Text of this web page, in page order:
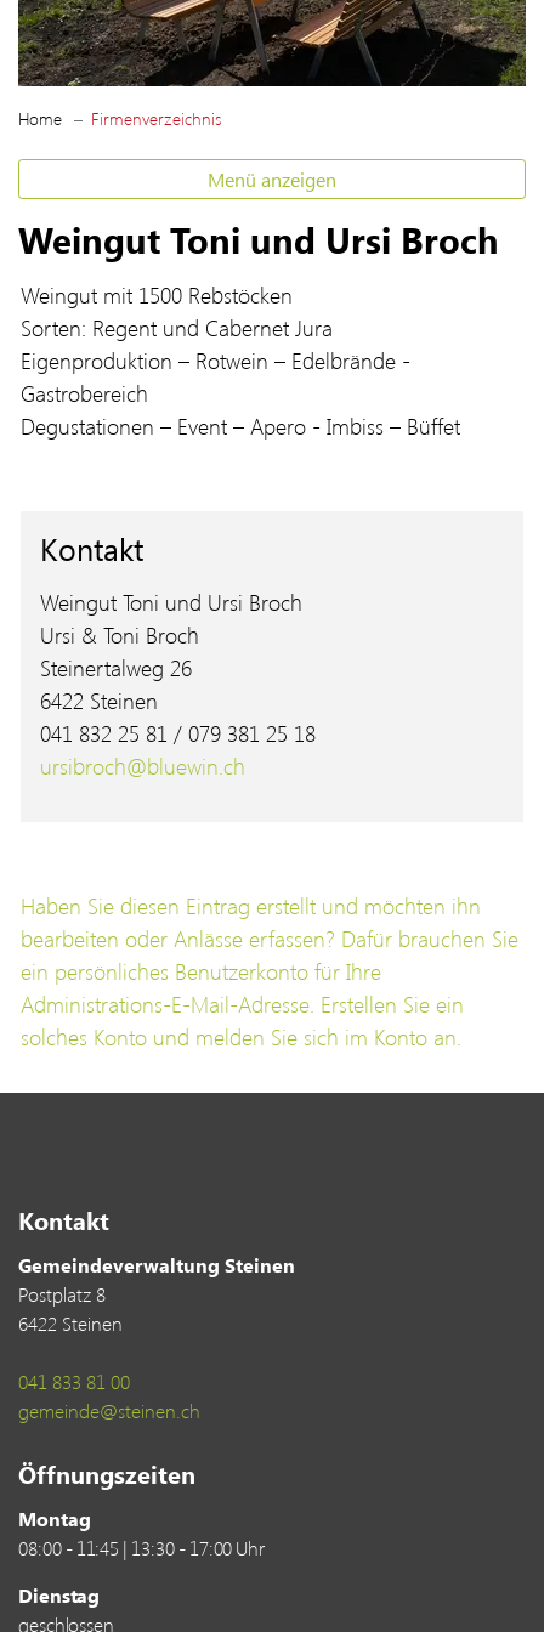
Home Firmenverzeichnis(ausgewählt)
Menü anzeigen
Weingut Toni und Ursi Broch
Weingut mit 1500 Rebstöcken
Sorten: Regent und Cabernet Jura
Eigenproduktion – Rotwein – Edelbrände -
Gastrobereich
Degustationen – Event – Apero - Imbiss – Büffet
Kontakt
Weingut Toni und Ursi Broch
Ursi & Toni Broch
Steinertalweg 26
6422 Steinen
041 832 25 81 / 079 381 25 18
ursibroch@bluewin.ch
Haben Sie diesen Eintrag erstellt und möchten ihn
bearbeiten oder Anlässe erfassen? Dafür brauchen Sie
ein persönliches Benutzerkonto für Ihre
Administrations-E-Mail-Adresse. Erstellen Sie ein
solches Konto und melden Sie sich im Konto an.
Kontakt
Gemeindeverwaltung Steinen
Postplatz 8
6422 Steinen
041 833 81 00
gemeinde@steinen.ch
Öffnungszeiten
Montag
08:00 - 11:45 | 13:30 - 17:00 Uhr
Dienstag
geschlossen